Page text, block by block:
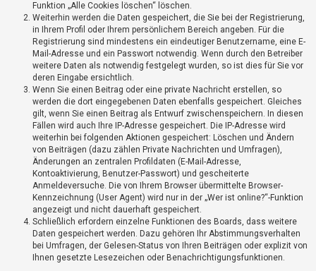
Funktion „Alle Cookies löschen“ löschen.
Weiterhin werden die Daten gespeichert, die Sie bei der Registrierung,
in Ihrem Profil oder Ihrem persönlichem Bereich angeben. Für die
Registrierung sind mindestens ein eindeutiger Benutzername, eine E-
Mail-Adresse und ein Passwort notwendig. Wenn durch den Betreiber
weitere Daten als notwendig festgelegt wurden, so ist dies für Sie vor
deren Eingabe ersichtlich.
Wenn Sie einen Beitrag oder eine private Nachricht erstellen, so
werden die dort eingegebenen Daten ebenfalls gespeichert. Gleiches
gilt, wenn Sie einen Beitrag als Entwurf zwischenspeichern. In diesen
Fällen wird auch Ihre IP-Adresse gespeichert. Die IP-Adresse wird
weiterhin bei folgenden Aktionen gespeichert: Löschen und Ändern
von Beiträgen (dazu zählen Private Nachrichten und Umfragen),
Änderungen an zentralen Profildaten (E-Mail-Adresse,
Kontoaktivierung, Benutzer-Passwort) und gescheiterte
Anmeldeversuche. Die von Ihrem Browser übermittelte Browser-
Kennzeichnung (User Agent) wird nur in der „Wer ist online?“-Funktion
angezeigt und nicht dauerhaft gespeichert.
Schließlich erfordern einzelne Funktionen des Boards, dass weitere
Daten gespeichert werden. Dazu gehören Ihr Abstimmungsverhalten
bei Umfragen, der Gelesen-Status von Ihren Beiträgen oder explizit von
Ihnen gesetzte Lesezeichen oder Benachrichtigungsfunktionen.